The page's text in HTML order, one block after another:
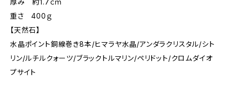
厚み 約1.7ｃｍ
重さ 400ｇ
【天然石】
水晶ポイント銅線巻き8本/ヒマラヤ水晶/アンダラクリスタル/シト
リン/ルチルクォーツ/ブラックトルマリン/ペリドット/クロムダイオ
プサイト